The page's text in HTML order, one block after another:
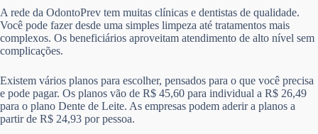
A rede da OdontoPrev tem muitas clínicas e dentistas de qualidade.
Você pode fazer desde uma simples limpeza até tratamentos mais
complexos. Os beneficiários aproveitam atendimento de alto nível sem
complicações.
Existem vários planos para escolher, pensados para o que você precisa
e pode pagar. Os planos vão de R$ 45,60 para individual a R$ 26,49
para o plano Dente de Leite. As empresas podem aderir a planos a
partir de R$ 24,93 por pessoa.